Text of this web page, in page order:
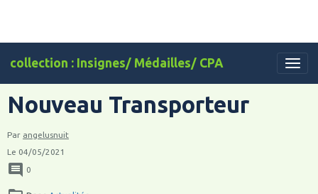
collection : Insignes/ Médailles/ CPA
Nouveau Transporteur
Par angelusnuit
Le 04/05/2021
0